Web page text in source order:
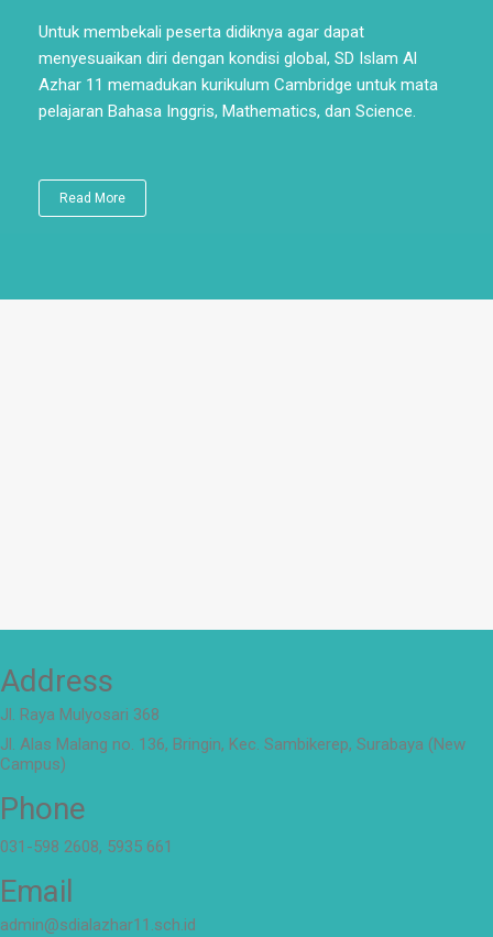
Untuk membekali peserta didiknya agar dapat
menyesuaikan diri dengan kondisi global, SD Islam Al
Azhar 11 memadukan kurikulum Cambridge untuk mata
pelajaran Bahasa Inggris, Mathematics, dan Science.
Read More
Address
Jl. Raya Mulyosari 368
Jl. Alas Malang no. 136, Bringin, Kec. Sambikerep, Surabaya (New
Campus)
Phone
031-598 2608, 5935 661
Email
admin@sdialazhar11.sch.id